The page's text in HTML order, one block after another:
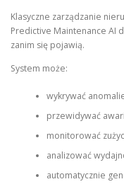
Klasyczne zarządzanie
Predictive Maintenance AI
zanim się pojawią.
System może:
wykrywać
przewidywać
monitorować
analizować
automatycznie